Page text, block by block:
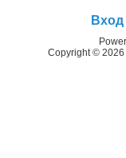
Вход
Copyright © 2026